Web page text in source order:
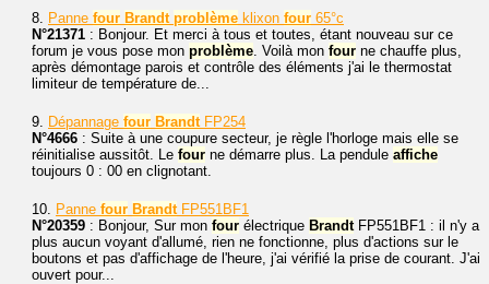
8. Panne four Brandt problème klixon four 65°c
N°21371 : Bonjour. Et merci à tous et toutes, étant nouveau sur ce
forum je vous pose mon problème. Voilà mon four ne chauffe plus,
après démontage parois et contrôle des éléments j'ai le thermostat
limiteur de température de...
9. Dépannage four BrandtFP254
N°4666 : Suite à une coupure secteur, je règle l'horloge mais elle se
réinitialise aussitôt. Le four ne démarre plus. La pendule affiche
toujours 0 : 00 en clignotant.
10. Panne four BrandtFP551BF1
N°20359 : Bonjour, Sur mon four électrique BrandtFP551BF1 : il n'y a
plus aucun voyant d'allumé, rien ne fonctionne, plus d'actions sur le
boutons et pas d'affichage de l'heure, j'ai vérifié la prise de courant. J'ai
ouvert pour...